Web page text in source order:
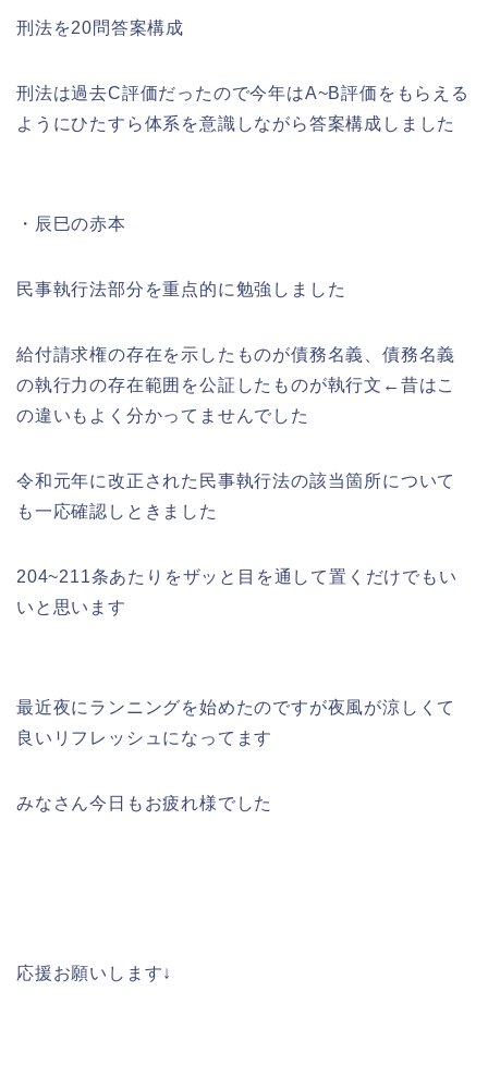
刑法を20問答案構成
刑法は過去C評価だったので今年はA~B評価をもらえる
ようにひたすら体系を意識しながら答案構成しました
・辰巳の赤本
民事執行法部分を重点的に勉強しました
給付請求権の存在を示したものが債務名義、債務名義
の執行力の存在範囲を公証したものが執行文←昔はこ
の違いもよく分かってませんでした
令和元年に改正された民事執行法の該当箇所について
も一応確認しときました
204~211条あたりをザッと目を通して置くだけでもい
いと思います
最近夜にランニングを始めたのですが夜風が涼しくて
良いリフレッシュになってます
みなさん今日もお疲れ様でした
応援お願いします↓